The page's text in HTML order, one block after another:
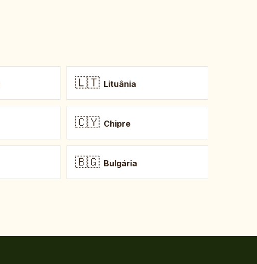
🇱🇹 Lituânia
🇨🇾 Chipre
🇧🇬 Bulgária